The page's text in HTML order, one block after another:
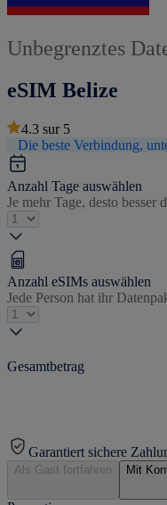
Unbegrenztes
eSIM Belize
4.3 sur 5
Die beste Verbindung,
Anzahl Tage auswählen
Je mehr Tage, desto besser
Anzahl eSIMs auswählen
Jede Person hat ihr
Gesamtbetrag
Garantiert sichere
Als Gast fortfahren Mit